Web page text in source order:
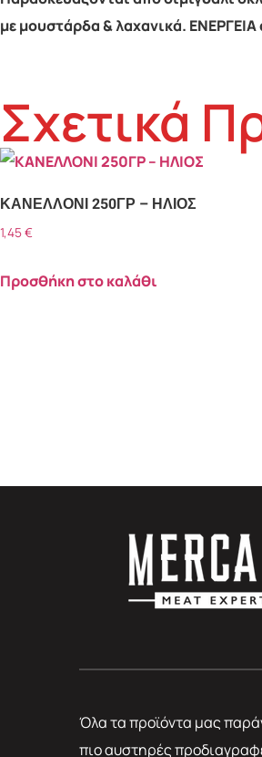
με μουστάρδα & λαχανικά.
Σχετικά
ΚΑΝΕΛΛΟΝΙ 250ΓΡ – ΗΛΙΟΣ
1,45€
Προσθήκη στο καλάθι
Όλα τα προϊόντα μας
πιο αυστηρές